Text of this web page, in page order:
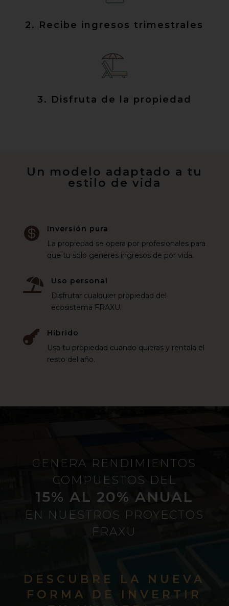
2. Recibe ingresos trimestrales
3. Disfruta de la propiedad
Un modelo adaptado a tu
estilo de vida

Inversión pura
La propiedad se opera por profesionales para
que tu solo generes ingresos de por vida.

Uso personal
Disfrutar cualquier propiedad del
ecosistema FRAXU.

Híbrido
Usa tu propiedad cuando quieras y rentala el
resto del año.
GENERA RENDIMIENTOS
COMPUESTOS DEL
15% AL 20% ANUAL
EN NUESTROS PROYECTOS
FRAXU
DESCUBRE LA NUEVA
FORMA DE INVERTIR